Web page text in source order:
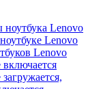
ноутбука Lenovo
Lenovo
Lenovo